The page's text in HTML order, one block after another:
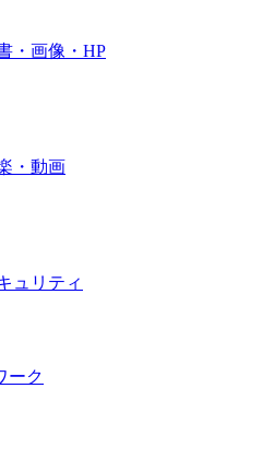
・画像・HP
・動画
ュリティ
ーク